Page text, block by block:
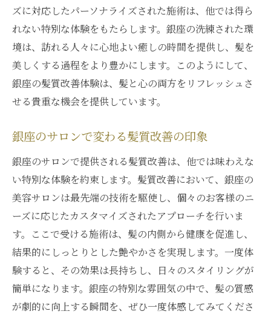
ズに対応したパーソナライズされた施術は、他では得ら
れない特別な体験をもたらします。銀座の洗練された環
境は、訪れる人々に心地よい癒しの時間を提供し、髪を
美しくする過程をより豊かにします。このようにして、
銀座の髪質改善体験は、髪と心の両方をリフレッシュさ
せる貴重な機会を提供しています。
銀座のサロンで変わる髪質改善の印象
銀座のサロンで提供される髪質改善は、他では味わえな
い特別な体験を約束します。髪質改善において、銀座の
美容サロンは最先端の技術を駆使し、個々のお客様のニ
ーズに応じたカスタマイズされたアプローチを行いま
す。ここで受ける施術は、髪の内側から健康を促進し、
結果的にしっとりとした艶やかさを実現します。一度体
験すると、その効果は長持ちし、日々のスタイリングが
簡単になります。銀座の特別な雰囲気の中で、髪の質感
が劇的に向上する瞬間を、ぜひ一度体感してみてくださ